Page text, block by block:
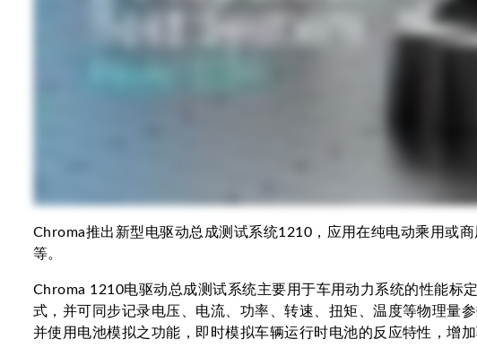
Chroma推出新型电驱动总成测试系统1210，应用在纯电动乘用或
等。
Chroma 1210电驱动总成测试系统主要用于车用动力系统的性能标
式，并可同步记录电压、电流、功率、转速、扭矩、温度等物理量
并使用电池模拟之功能，即时模拟车辆运行时电池的反应特性，增加